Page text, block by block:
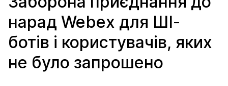
нарад Webex для ШІ-
ботів і користувачів, яких
не було запрошено